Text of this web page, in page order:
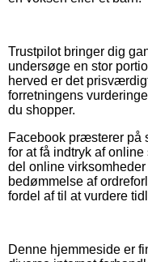
Trustpilot bringer dig
undersøge en stor
herved er det
forretningens
du shopper.
Facebook præsterer på
for at få indtryk af
del online
bedømmelse af
fordel af til at vurdere
Denne hjemmeside er